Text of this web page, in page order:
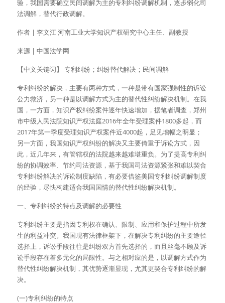
验，我国需要确立民间调解为主的专利纠纷调解机制，逐步弱化司
法调解，替代行政调解。
作者 | 李文江 河南工业大学知识产权研究中心主任、副教授
来源 | 中国法学网
【中文关键词】 专利纠纷；纠纷替代解决；民间调解
专利纠纷的解决，主要有两种方式，一种是带有国家强制性的诉讼
公力救济，另一种是以调解方式为主的替代性纠纷解决机制。在我
国，一方面，知识产权纠纷案件逐年快速增加，据笔者调查，郑州
市中级人民法院知识产权法庭2016年全年受理案件1800多起，而
2017年第一季度受理知识产权案件近4000起，足见增幅之明显；
另一方面，我国知识产权纠纷的解决又主要倚重于诉讼方式，因
此，近几年来，有管辖权的法院越来越难堪重负。为了提高专利纠
纷的协调效率、节约司法资源，基于我国司法资源紧张和难以契合
专利纠纷解决的诉讼制度缺陷，有必要借鉴美国专利纠纷调解制度
的经验，尽快构建适合我国国情的替代性纠纷解决机制。
一、专利纠纷的特点及调解的必要性
专利纠纷主要是指因专利权在确认、限制、应用和保护过程中所发
生的利益冲突。我国现有法律框架下，在解决专利纠纷的主要途径
选择上，诉讼手段往往是纠纷双方首先选择的，而且丝毫不顾及诉
讼手段存在着多元化的局限性。与之相对应的是，以调解方式作为
替代性纠纷解决机制，其优势逐渐显现，尤其更契合专利纠纷的解
决。
(一)专利纠纷的特点